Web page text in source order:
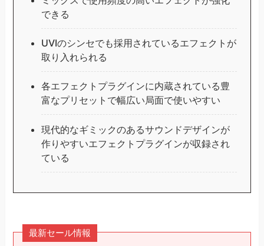
できる
UVIのシンセでも採用されているエフェクトが
取り入れられる
各エフェクトプラグインに内蔵されている豊
富なプリセットで幅広い局面で使いやすい
現代的なギミックのあるサウンドデザインが
作りやすいエフェクトプラグインが収録され
ている
最新セール情報